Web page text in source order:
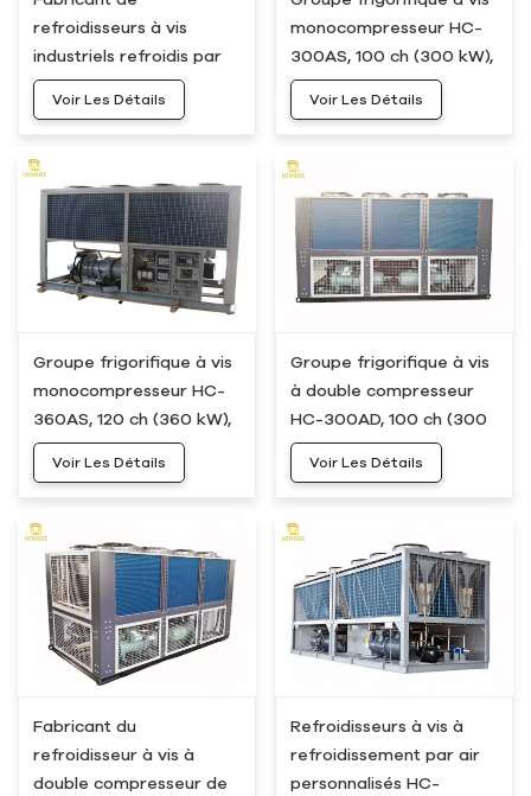
refroidisseurs à vis
industriels refroidis par
air HC-240AS, 240 kW,
65 tonnes
Voir Les Détails
monocompresseur HC-
300AS, 100 ch (300 kW),
80 tonnes, refroidi par
air
Voir Les Détails
Groupe frigorifique à vis
monocompresseur HC-
360AS, 120 ch (360 kW),
100 tonnes
Voir Les Détails
Groupe frigorifique à vis
à double compresseur
HC-300AD, 100 ch (300
kW), 80 tonnes
Voir Les Détails
Fabricant du
refroidisseur à vis à
double compresseur de
Refroidisseurs à vis à
refroidissement par air
personnalisés HC-